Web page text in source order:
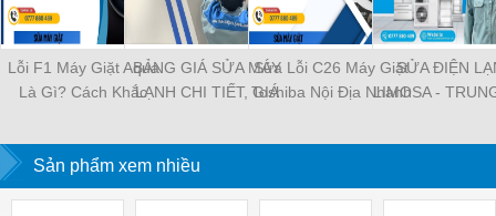
Lỗi F1 Máy Giặt Aqua
Là Gì? Cách Khắc
BẢNG GIÁ SỬA MÁY
LẠNH CHI TIẾT, GIÁ
Sửa Lỗi C26 Máy Giặt
Toshiba Nội Địa Nhanh
SỬA ĐIỆN
LIMOSA -
LẠNH UY TÍN,
Sản phẩm xem nhiều